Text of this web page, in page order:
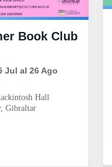
Book Club
Jul al 26 Ago
Hall
Gibraltar